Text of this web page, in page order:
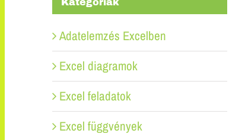
Kategóriák
Adatelemzés Excelben
Excel diagramok
Excel feladatok
Excel függvények